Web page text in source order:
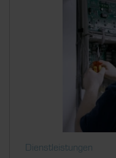
Dienstleistungen